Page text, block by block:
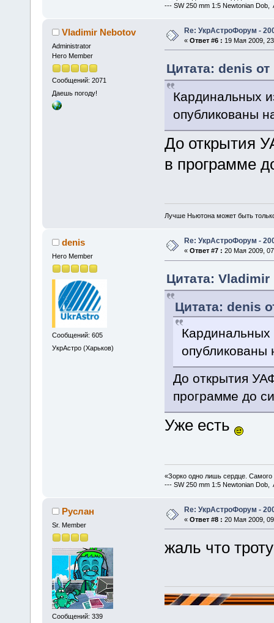
--- SW 250 mm 1:5 Newtonian
Vladimir Nebotov
Administrator
Hero Member
Сообщений: 2071
Даешь погоду!
Re: УкрАстроФорум -
« Ответ #6 : 19 Мая 2009,
Цитата: denis
Кардинальных
опубликованы
До открытия
в программе
Лучше Ньютона может быть
denis
Hero Member
Сообщений: 605
УкрАстро (Харьков)
Re: УкрАстроФорум -
« Ответ #7 : 20 Мая 2009,
Цитата:
Цитата: denis
Кардинальных
опубликованы
До открытия
программе до
Уже есть
«Зорко одно лишь сердце.
--- SW 250 mm 1:5 Newtonian
Руслан
Sr. Member
Сообщений: 339
Re: УкрАстроФорум -
« Ответ #8 : 20 Мая 2009,
жаль что